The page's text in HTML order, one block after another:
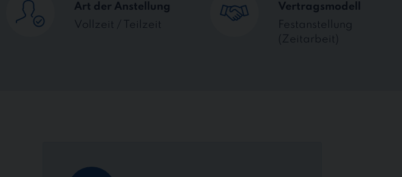
Art der Anstellung
Vollzeit / Teilzeit
Vertragsmodell
Festanstellung
(Zeitarbeit)